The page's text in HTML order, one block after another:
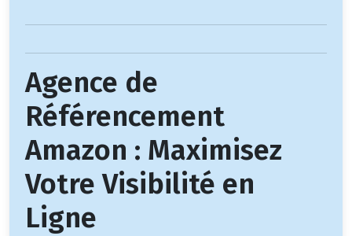
Agence de
Référencement
Amazon : Maximisez
Votre Visibilité en
Ligne